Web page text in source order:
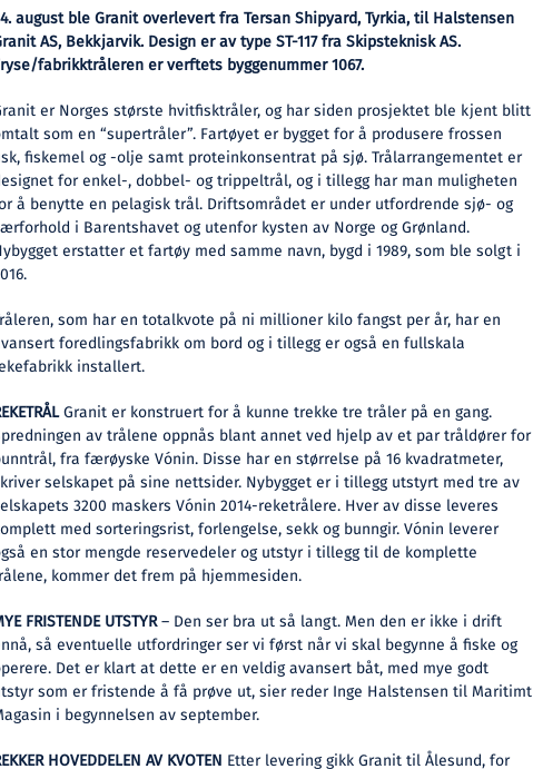
august ble Granit overlevert fra Tersan Shipyard, Tyrkia, til Halstensen
AS, Bekkjarvik. Design er av type ST-117 fra Skipsteknisk AS.
fabrikktråleren er verftets byggenummer 1067.
er Norges største hvitfisktråler, og har siden prosjektet ble kjent blitt
som en “supertråler”. Fartøyet er bygget for å produsere frossen
fiskemel og -olje samt proteinkonsentrat på sjø. Trålarrangementet er
for enkel-, dobbel- og trippeltrål, og i tillegg har man muligheten
å benytte en pelagisk trål. Driftsområdet er under utfordrende sjø- og
i Barentshavet og utenfor kysten av Norge og Grønland.
erstatter et fartøy med samme navn, bygd i 1989, som ble solgt i
som har en totalkvote på ni millioner kilo fangst per år, har en
foredlingsfabrikk om bord og i tillegg er også en fullskala
installert.
Granit er konstruert for å kunne trekke tre tråler på en gang.
av trålene oppnås blant annet ved hjelp av et par tråldører for
fra færøyske Vónin. Disse har en størrelse på 16 kvadratmeter,
selskapet på sine nettsider. Nybygget er i tillegg utstyrt med tre av
3200 maskers Vónin 2014-reketrålere. Hver av disse leveres
med sorteringsrist, forlengelse, sekk og bunngir. Vónin leverer
en stor mengde reservedeler og utstyr i tillegg til de komplette
kommer det frem på hjemmesiden.
FRISTENDE UTSTYR– Den ser bra ut så langt. Men den er ikke i drift
så eventuelle utfordringer ser vi først når vi skal begynne å fiske og
Det er klart at dette er en veldig avansert båt, med mye godt
som er fristende å få prøve ut, sier reder Inge Halstensen til Maritimt
i begynnelsen av september.
HOVEDDELEN AV KVOTEN Etter levering gikk Granit til Ålesund, for